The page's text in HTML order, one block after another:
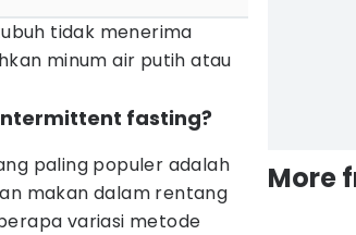
tidak menerima
minum air putih atau
fasting?
paling populer adalah
makan dalam rentang
variasi metode
More